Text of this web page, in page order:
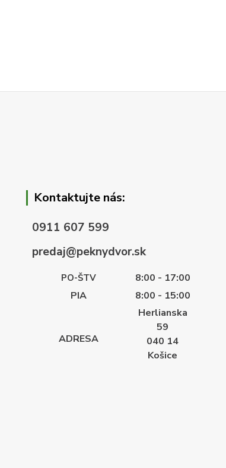
Kontaktujte nás:
0911 607 599
predaj@peknydvor.sk
PO-ŠTV
8:00 - 17:00
PIA
8:00 - 15:00
ADRESA
Herlianska
59
040 14
Košice